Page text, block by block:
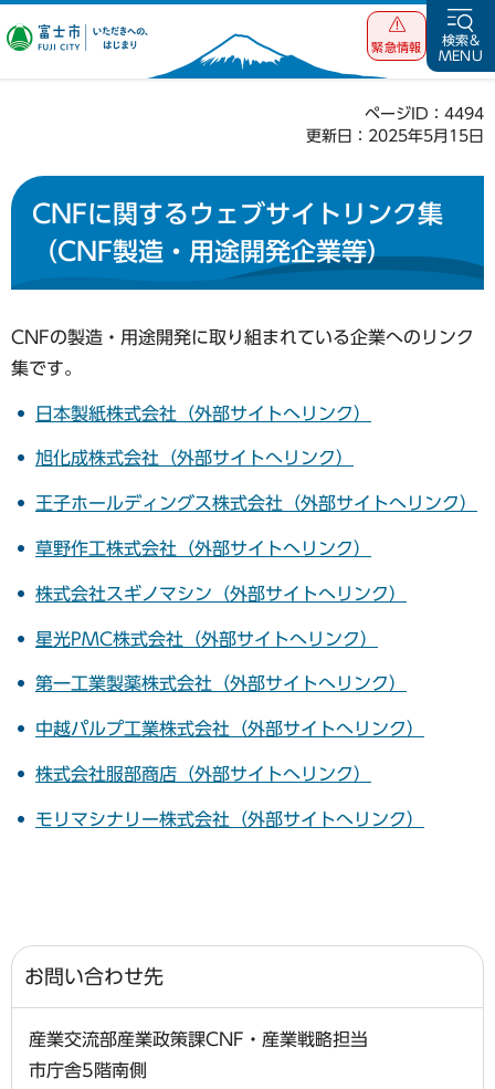
富士市 いただ
緊急情報
検索&
MENU
ページID：4494
更新日：2025年5月15日
CNFに関するウェブサイトリンク集
（CNF製造・用途開発企業等）
CNFの製造・用途開発に取り組まれている企業へのリンク
集です。
日本製紙株式会社（外部サイトへリンク）
旭化成株式会社（外部サイトへリンク）
王子ホールディングス株式会社（外部サイトへリンク）
草野作工株式会社（外部サイトへリンク）
株式会社スギノマシン（外部サイトへリンク）
星光PMC株式会社（外部サイトへリンク）
第一工業製薬株式会社（外部サイトへリンク）
中越パルプ工業株式会社（外部サイトへリンク）
株式会社服部商店（外部サイトへリンク）
モリマシナリー株式会社（外部サイトへリンク）
お問い合わせ先
産業交流部産業政策課CNF・産業戦略担当
市庁舎5階南側